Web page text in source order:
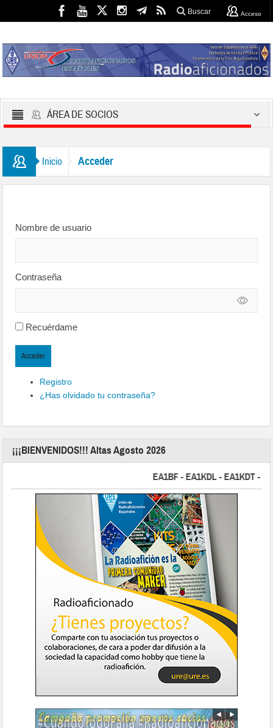
Buscar Acceso
ÁREA DE SOCIOS
Inicio Acceder
Nombre de usuario
Contraseña
Recuérdame
Acceder
Registro
¿Has olvidado tu contraseña?
¡¡¡BIENVENIDOS!!! Altas Agosto 2026
EA1BF - EA1KDL - EA1KDT -